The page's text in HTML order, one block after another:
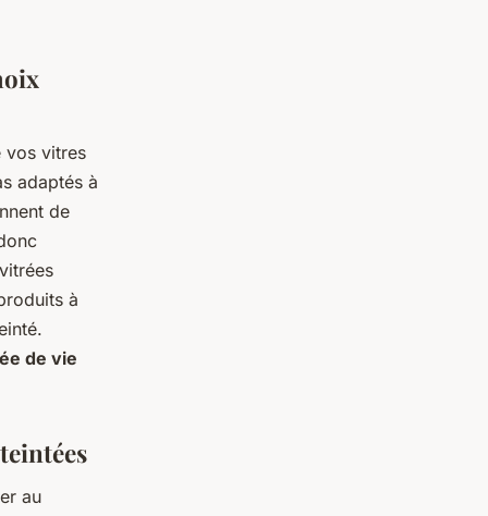
vos vitres
adaptés à
de
à
de vie
au